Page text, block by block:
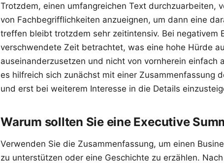
Trotzdem, einen umfangreichen Text durchzuarbeiten,
von Fachbegrifflichkeiten anzueignen, um dann eine
treffen bleibt trotzdem sehr zeitintensiv. Bei negativem
verschwendete Zeit betrachtet, was eine hohe Hürde
auseinanderzusetzen und nicht von vornherein einfach
es hilfreich sich zunächst mit einer Zusammenfassung
und erst bei weiterem Interesse in die Details
Warum sollten Sie eine Executive
Verwenden Sie die Zusammenfassung, um einen
zu unterstützen oder eine Geschichte zu erzählen.